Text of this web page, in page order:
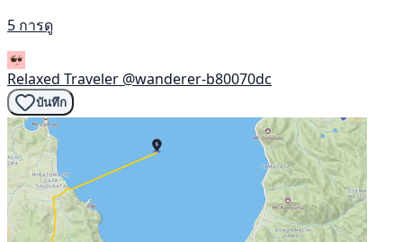
5 การดู
Relaxed Traveler @wanderer-b80070dc
บันทึก